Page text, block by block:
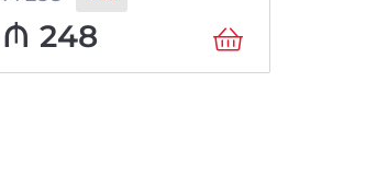
₼ 248